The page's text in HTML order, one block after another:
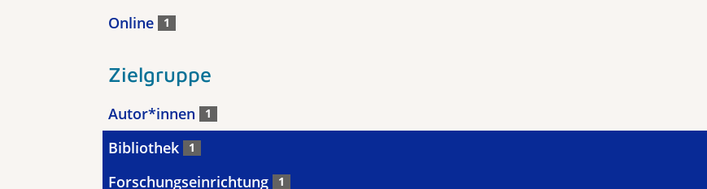
Online 1
Zielgruppe
Autor*innen 1
Bibliothek 1
Forschungseinrichtung 1